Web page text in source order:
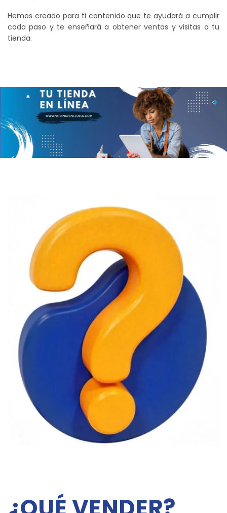
Hemos creado para ti contenido que te ayudará a cumplir
cada paso y te enseñará a obtener ventas y visitas a tu
tienda.